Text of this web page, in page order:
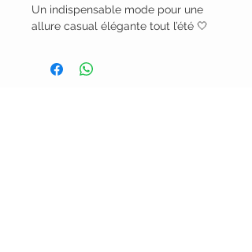
Un indispensable mode pour une
allure casual élégante tout l’été 🤍